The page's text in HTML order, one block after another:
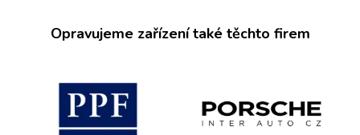
Opravujeme zařízení také těchto firem